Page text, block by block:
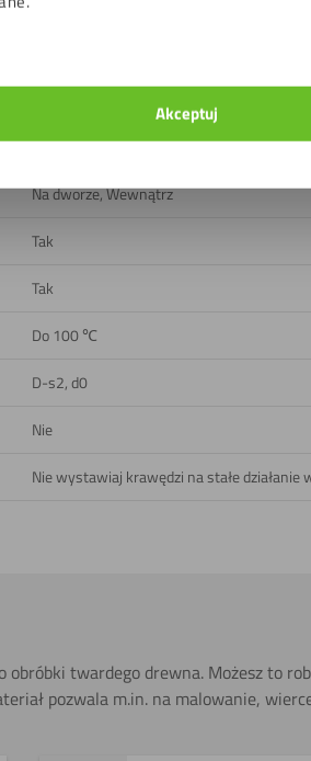
Akceptuj
Dwie strony/dwustronny
Na dworze, Wewnątrz
Tak
Tak
Do 100 ℃
D-s2, d0
Nie
Nie wystawiaj krawędzi na stałe działanie
obróbki twardego drewna. Możesz to
pozwala m.in. na malowanie,